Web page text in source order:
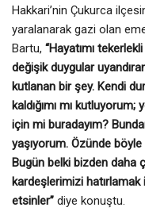
Hakkari’nin Çukurca
yaralanarak gazi olan
Bartu, “Hayatımı
değişik duygular
kutlanan bir şey. Kendi
kaldığımı mı
için mi buradayım?
yaşıyorum. Özünde
Bugün belki bizden daha
kardeşlerimizi hatırlamak
etsinler” diye konuştu.